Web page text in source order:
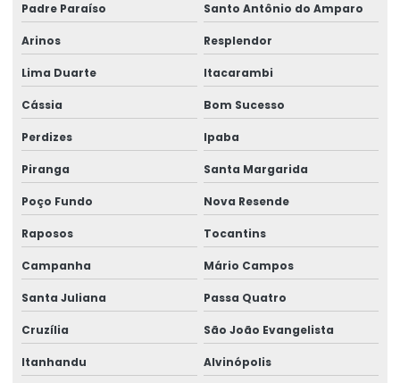
Perícia trabalhista e previdenciária
Perícias clínicas
Perícias médicas e de engenharia
Perícias de postos de trabalho
Perícias trabalhistas
Perícias de verificação de capacidade
Perícias de verificação de incapacidade
Perito de insalubridade
Perito insalubridade e periculosidade
Padre Paraíso Santo Antônio do Amparo
Arinos Resplendor
Lima Duarte Itacarambi
Cássia Bom Sucesso
Perdizes Ipaba
Piranga Santa Margarida
Poço Fundo Nova Resende
Raposos Tocantins
Campanha Mário Campos
Santa Juliana Passa Quatro
Cruzília São João Evangelista
Itanhandu Alvinópolis